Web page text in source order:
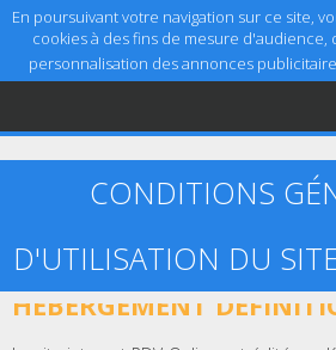
En poursuivant votre navigation sur ce site,
cookies à des fins de mesure d'audience,
personnalisation des annonces
Accueil
Aide
CONDITIONS
D'UTILISATION DU
ARTICLE 1 – ÉDITEUR,
HÉBERGEMENT